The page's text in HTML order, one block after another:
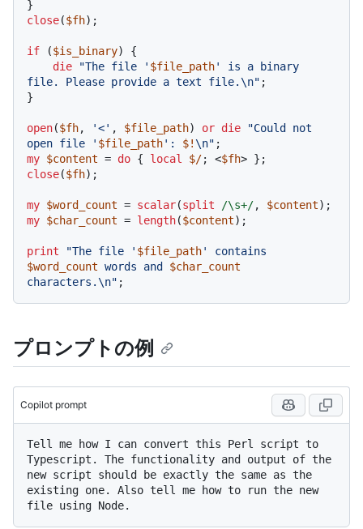
close($fh);
if ($is_binary) {
die
"The file ' $file_path' is a binary
file. Please provide a text file.\n" ;
}
open($fh, '<' , $file_path) or die
"Could not
open file ' $file_path': $!\n"
my $content = do { local $/; <$fh
close($fh);
my $word_count = scalar(split /\s+/, $content
my $char_count = length($content);
print "The file ' $file_path
$word_count words and $char_count
characters.\n"
プロンプトの例
Copilot prompt
Tell me how I can convert this Perl script to
Typescript. The functionality and output of the
new script should be exactly the same as the
existing one. Also tell me how to run the new